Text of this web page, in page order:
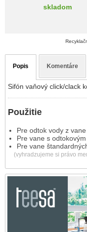
skladom
Popis Komentáre
Sifón vaňový click/clack
Použitie
Pre odtok vody z
Pre vane s
Pre vane
(vyhradzujeme si právo